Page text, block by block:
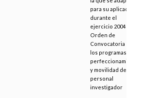
para su aplicación
durante el
ejercicio 2004 la
Orden de
Convocatoria de
los programas de
perfeccionamiento
y movilidad del
personal
investigador